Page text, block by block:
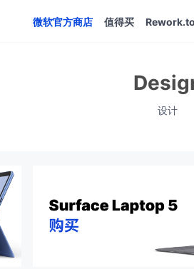
微软官方商店 值得买
设计